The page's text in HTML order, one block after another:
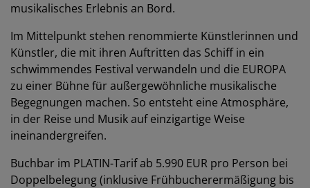
musikalisches Erlebnis an Bord.
Im Mittelpunkt stehen renommierte Künstlerinnen und
Künstler, die mit ihren Auftritten das Schiff in ein
schwimmendes Festival verwandeln und die EUROPA
zu einer Bühne für außergewöhnliche musikalische
Begegnungen machen. So entsteht eine Atmosphäre,
in der Reise und Musik auf einzigartige Weise
ineinandergreifen.
Buchbar im PLATIN-Tarif ab 5.990 EUR pro Person bei
Doppelbelegung (inklusive Frühbucherermäßigung bis